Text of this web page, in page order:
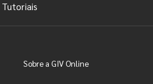
Tutoriais
Sobre a GIV Online